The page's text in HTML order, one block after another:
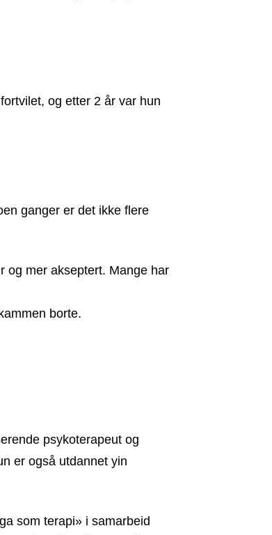
og etter 2 år var hun
ganger er det ikke flere
og mer akseptert. Mange har
borte.
psykoterapeut og
er også utdannet yin
som terapi» i samarbeid